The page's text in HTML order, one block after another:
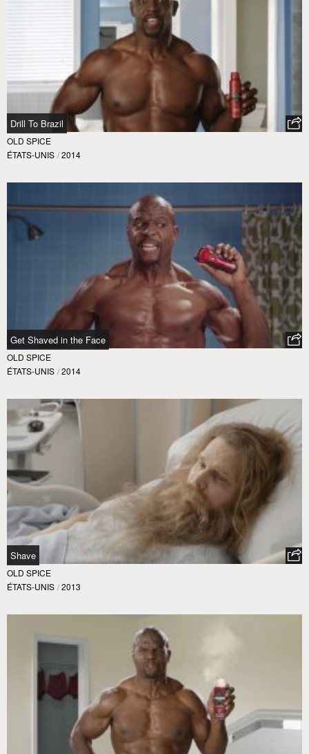
Drill To Brazil
OLD SPICE
ÉTATS-UNIS / 2014
Get Shaved in the Face
OLD SPICE
ÉTATS-UNIS / 2014
Shave
OLD SPICE
ÉTATS-UNIS / 2013